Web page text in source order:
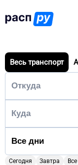
Весь транспорт
Сегодня Завтра